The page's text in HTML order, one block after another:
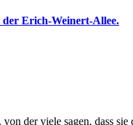
Erich-Weinert-Allee.
der viele sagen, dass sie